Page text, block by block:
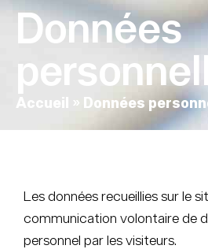
Données
Accueil » Données
Les données recueillies sur le
communication volontaire de
personnel par les visiteurs.